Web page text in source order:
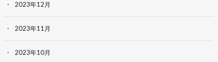
2023年12月
2023年11月
2023年10月